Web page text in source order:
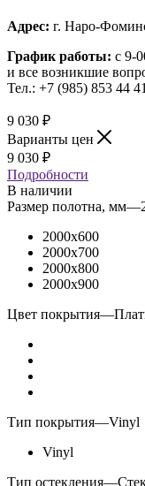
Адрес: г. Наро-
График работы: с 9-
и все возникшие
Тел.: +7 (985) 853 44 41
9 030 ₽
Варианты цен
9 030 ₽
Подробности
В наличии
Размер полотна, мм—
2000x600
2000x700
2000x800
2000x900
Цвет покрытия—
Тип покрытия—Vinyl
Vinyl
Тип остекления—